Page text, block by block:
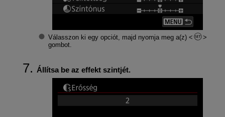
Válasszon ki egy opciót, majd nyomja meg a(z)
gombot.
Állítsa be az effekt szintjét.